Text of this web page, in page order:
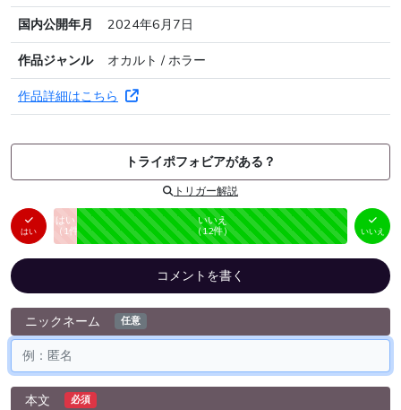
国内公開年月
2024年6月7日
作品ジャンル
オカルト / ホラー
作品詳細はこちら
トライポフォビアがある？
トリガー解説
はい
はい
（ 1件）未投票
いいえ
（12件） いいえ
コメントを書く
ニックネーム 任意
本文 必須